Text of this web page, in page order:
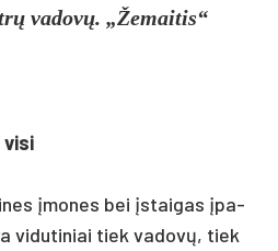
va­dovų. „Že­mai­tis“
vi­si
įmo­nes bei įstai­gas įpa­
vi­du­ti­niai tiek va­dovų, tiek